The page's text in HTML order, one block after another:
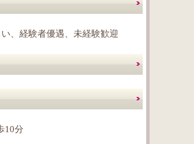
、経験者優遇、未経験歓迎
10分